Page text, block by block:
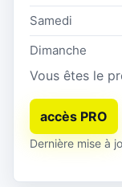
Samedi
Dimanche
Vous êtes le
accès PRO
Dernière mise à